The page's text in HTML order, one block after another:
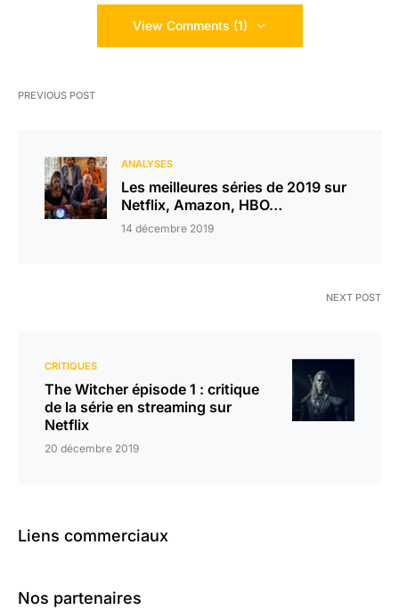
View Comments (1)
PREVIOUS POST
ANALYSES
Les meilleures séries de 2019 sur
Netflix, Amazon, HBO…
14 décembre 2019
NEXT POST
CRITIQUES
The Witcher épisode 1 : critique
de la série en streaming sur
Netflix
20 décembre 2019
Liens commerciaux
Nos partenaires